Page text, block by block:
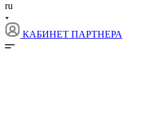
ru
КАБИНЕТ ПАРТНЕРА